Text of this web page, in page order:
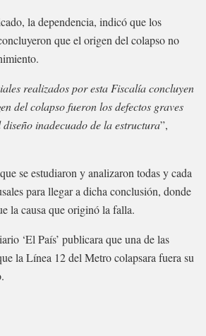
la dependencia, indicó que los
que el origen del colapso no
realizados por esta Fiscalía concluyen
del colapso fueron los defectos graves
inadecuado de la estructura”,
se estudiaron y analizaron todas y cada
para llegar a dicha conclusión, donde
la causa que originó la falla.
‘El País’ publicara que una de las
la Línea 12 del Metro colapsara fuera su